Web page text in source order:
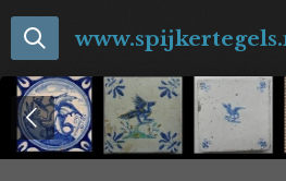
Ga
direct
de
hoofdinhoud